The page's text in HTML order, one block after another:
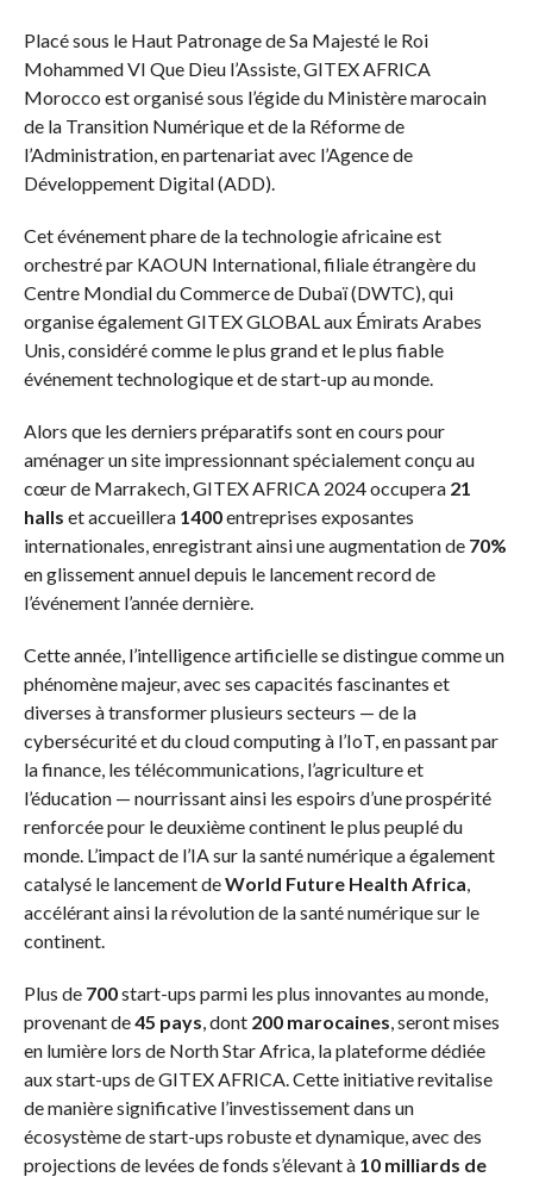
Placé sous le Haut Patronage de Sa Majesté le Roi
Mohammed VI Que Dieu l’Assiste, GITEX AFRICA
Morocco est organisé sous l’égide du Ministère marocain
de la Transition Numérique et de la Réforme de
l’Administration, en partenariat avec l’Agence de
Développement Digital (ADD).
Cet événement phare de la technologie africaine est
orchestré par KAOUN International, filiale étrangère du
Centre Mondial du Commerce de Dubaï (DWTC), qui
organise également GITEX GLOBAL aux Émirats Arabes
Unis, considéré comme le plus grand et le plus fiable
événement technologique et de start-up au monde.
Alors que les derniers préparatifs sont en cours pour
aménager un site impressionnant spécialement conçu au
cœur de Marrakech, GITEX AFRICA 2024 occupera 21
halls et accueillera 1400entreprises exposantes
internationales, enregistrant ainsi une augmentation de 70%
en glissement annuel depuis le lancement record de
l’événement l’année dernière.
Cette année, l’intelligence artificielle se distingue comme un
phénomène majeur, avec ses capacités fascinantes et
diverses à transformer plusieurs secteurs — de la
cybersécurité et du cloud computing à l’IoT, en passant par
la finance, les télécommunications, l’agriculture et
l’éducation — nourrissant ainsi les espoirs d’une prospérité
renforcée pour le deuxième continent le plus peuplé du
monde. L’impact de l’IA sur la santé numérique a également
catalysé le lancement deWorld Future Health Africa
accélérant ainsi la révolution de la santé numérique sur le
continent.
Plus de 700start-ups parmi les plus innovantes au monde,
provenant de45 pays , dont 200 marocaines , seront mises
en lumière lors de North Star Africa, la plateforme dédiée
aux start-ups de GITEX AFRICA. Cette initiative revitalise
de manière significative l’investissement dans un
écosystème de start-ups robuste et dynamique, avec des
projections de levées de fonds s’élevant à 10 milliards de